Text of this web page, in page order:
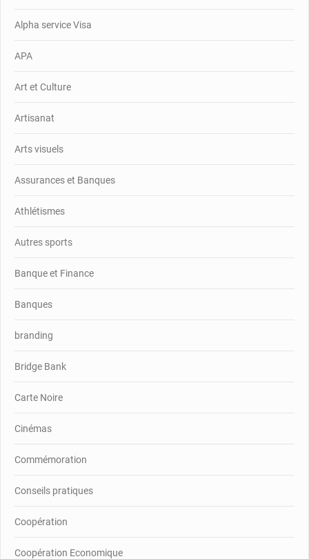
Alpha service Visa
APA
Art et Culture
Artisanat
Arts visuels
Assurances et Banques
Athlétismes
Autres sports
Banque et Finance
Banques
branding
Bridge Bank
Carte Noire
Cinémas
Commémoration
Conseils pratiques
Coopération
Coopération Economique